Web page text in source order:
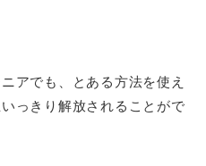
アでも、とある方法を使え
っきり解放されることがで